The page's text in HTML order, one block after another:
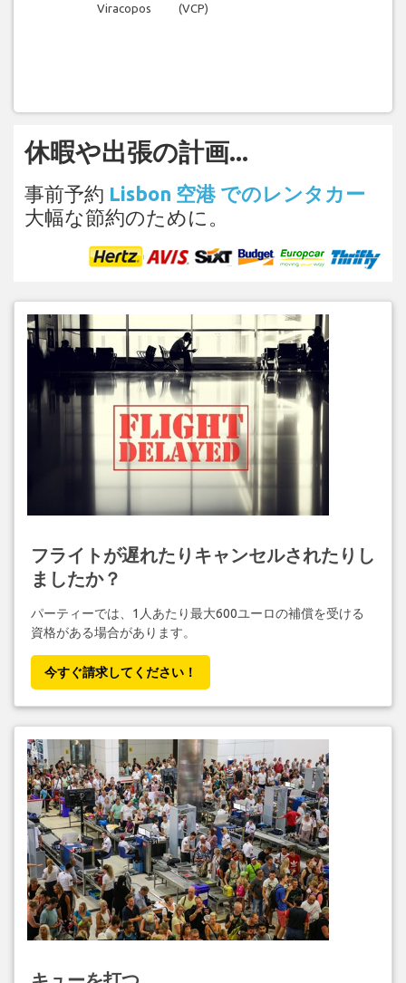
Viracopos (VCP)
休暇や出張の計画...
事前予約 Lisbon 空港 でのレンタカー
大幅な節約のために。
フライトが遅れたりキャンセルされたりし
ましたか？
パーティーでは、1人あたり最大600ユーロの補償を受ける
資格がある場合があります。
今すぐ請求してください！